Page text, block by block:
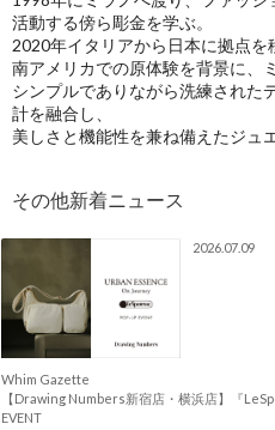
活動する傍ら彫金を学ぶ。
2020年イタリアから日本に拠点
南アメリカでの原体験を背景に、
シンプルでありながら洗練された
計を融合し、
美しさと機能性を兼ね備えたジュ
2026.07.09
Whim Gazette
【Drawing Numbers新宿店・横浜店】『
EVENT